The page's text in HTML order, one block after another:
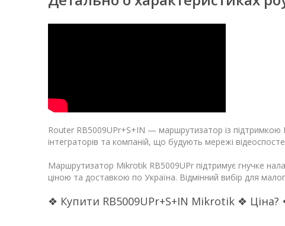
Router RB5009UPr+S+IN — маршрутизатор із підтримкою
інтеграторів та компаній, що будують мережі
Маршрутизатор Mikrotik RB5009UPr підтримує гнучке
ціною та доставкою по Україна. Відмінний вибір для
❖ Купити RB5009UPr+S+IN Mikrotik ❖